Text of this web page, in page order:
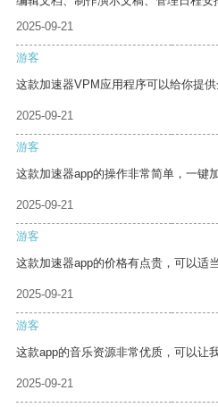
2025-09-21
游客
这款加速器VPM应用程序可以给你提供
2025-09-21
游客
这款加速器app的操作非常简单，一键
2025-09-21
游客
这款加速器app的价格有点贵，可以适
2025-09-21
游客
这款app的音乐资源非常优质，可以让
2025-09-21